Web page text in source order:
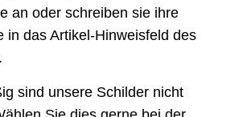
an oder schreiben sie ihre
in das Artikel-Hinweisfeld des
sind unsere Schilder nicht